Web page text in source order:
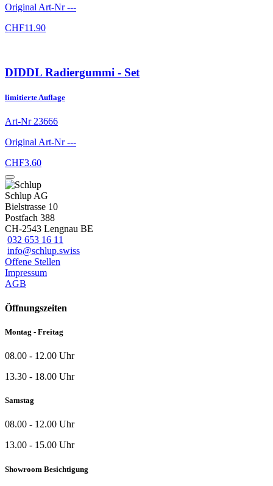
Original Art-Nr---
CHF11.90
DIDDL Radiergummi - Set
limitierte Auflage
Art-Nr 23666
Original Art-Nr---
CHF3.60
Schlup AG
Bielstrasse 10
Postfach 388
CH-2543 Lengnau BE
032 653 16 11
info@schlup.swiss
Offene Stellen
Impressum
AGB
Öffnungszeiten
Montag - Freitag
08.00 - 12.00 Uhr
13.30 - 18.00 Uhr
Samstag
08.00 - 12.00 Uhr
13.00 - 15.00 Uhr
Showroom Besichtigung